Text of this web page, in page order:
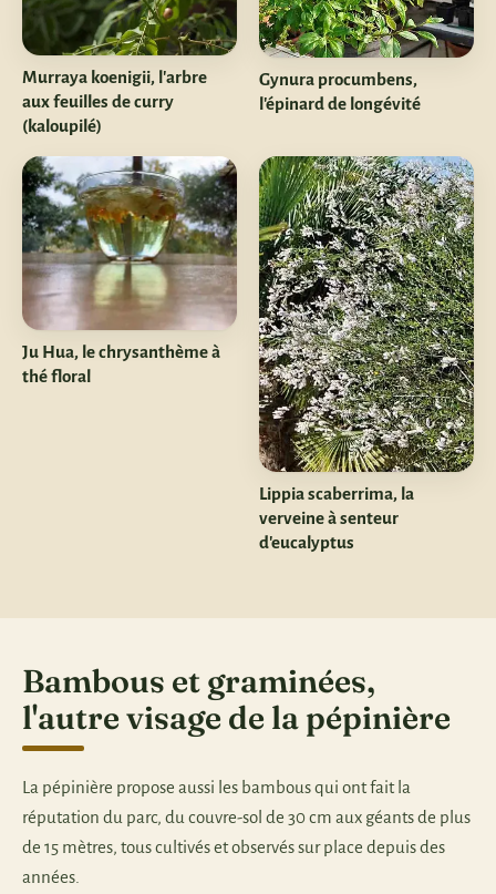
Murraya koenigii, l'arbre
aux feuilles de curry
(kaloupilé)
Gynura procumbens,
l'épinard de longévité
Ju Hua, le chrysanthème à
thé floral
Lippia scaberrima, la
verveine à senteur
d'eucalyptus
Bambous et graminées,
l'autre visage de la pépinière
La pépinière propose aussi les bambous qui ont fait la
réputation du parc, du couvre-sol de 30 cm aux géants de plus
de 15 mètres, tous cultivés et observés sur place depuis des
années.